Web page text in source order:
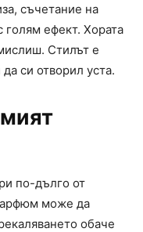
съчетание на
голям ефект. Хората
Стилът е
си отворил уста.
по-дълго от
може да
обаче